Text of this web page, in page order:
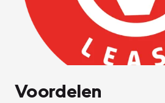
Voordelen